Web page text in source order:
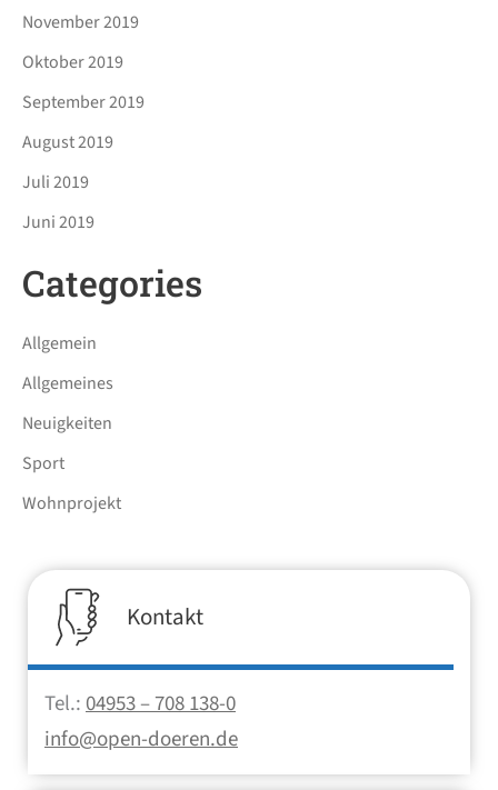
November 2019
Oktober 2019
September 2019
August 2019
Juli 2019
Juni 2019
Categories
Allgemein
Allgemeines
Neuigkeiten
Sport
Wohnprojekt
Kontakt
Tel.:04953 – 708 138-0
info@open-doeren.de